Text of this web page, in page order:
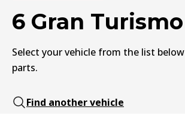
6 Gran Turismo
Select your vehicle from the list
parts.
Find another vehicle